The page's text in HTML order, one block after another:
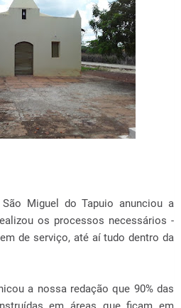
Miguel do Tapuio anunciou a
os processos necessários -
de serviço, até aí tudo dentro da
a nossa redação que 90% das